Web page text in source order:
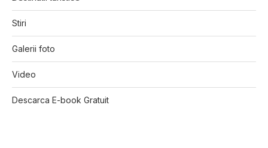
Stiri
Galerii foto
Video
Descarca E-book Gratuit